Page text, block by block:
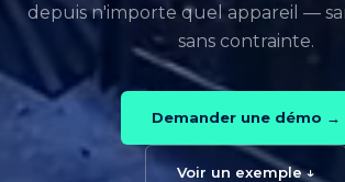
depuis n'importe quel appareil —
sans contrainte.
Demander une démo →
Voir un exemple ↓